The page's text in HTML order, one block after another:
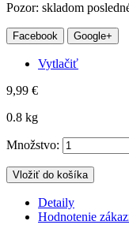
Pozor: skladom
Facebook Google+
Vytlačiť
9,99 €
0.8 kg
Množstvo:
Vložiť do košíka
Detaily
Hodnotenie